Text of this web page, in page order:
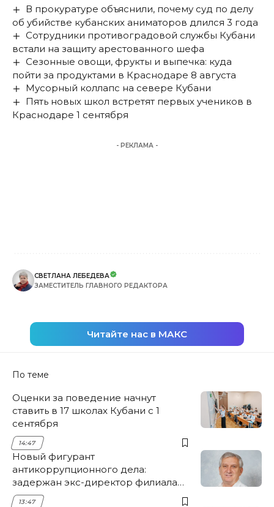
В прокуратуре объяснили, почему суд по делу
об убийстве кубанских аниматоров длился 3 года
Сотрудники противоградовой службы Кубани
встали на защиту арестованного шефа
Сезонные овощи, фрукты и выпечка: куда
пойти за продуктами в Краснодаре 8 августа
Мусорный коллапс на севере Кубани
Пять новых школ встретят первых учеников в
Краснодаре 1 сентября
- РЕКЛАМА -
СВЕТЛАНА ЛЕБЕДЕВА
ЗАМЕСТИТЕЛЬ ГЛАВНОГО РЕДАКТОРА
Читайте нас в МАКС
По теме
Оценки за поведение начнут
ставить в 17 школах Кубани с 1
сентября
14:47
Новый фигурант
антикоррупционного дела:
задержан экс-директор филиала
НЭСК Крымска
13:47